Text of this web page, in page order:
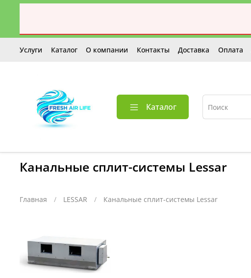
Услуги Каталог О компании Контакты Доставка Оплата
Каталог
Канальные сплит-системы Lessar
Главная LESSAR Канальные сплит-системы Lessar